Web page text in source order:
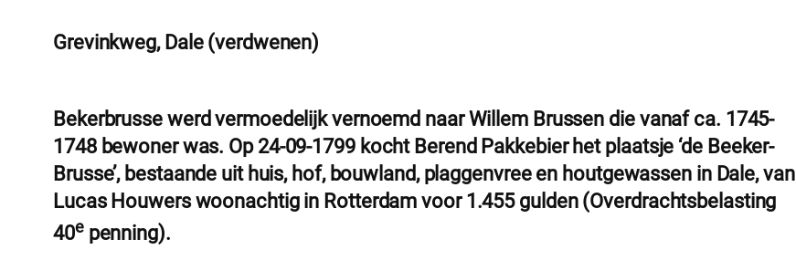
Grevinkweg, Dale (verdwenen)
Bekerbrusse werd vermoedelijk vernoemd naar Willem Brussen die vanaf ca. 1745-
1748 bewoner was. Op 24-09-1799 kocht Berend Pakkebier het plaatsje ‘de Beeker-
Brusse’, bestaande uit huis, hof, bouwland, plaggenvree en houtgewassen in Dale, van
Lucas Houwers woonachtig in Rotterdam voor 1.455 gulden (Overdrachtsbelasting
40epenning).